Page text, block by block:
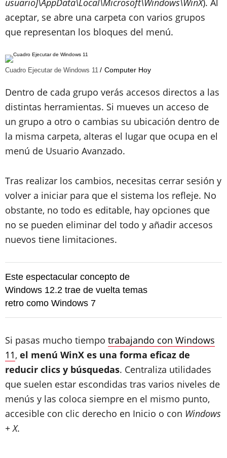
aceptar, se abre una carpeta con varios grupos
que representan los bloques del menú.
Cuadro Ejecutar de Windows 11 Computer Hoy
Dentro de cada grupo verás accesos directos a las
distintas herramientas. Si mueves un acceso de
un grupo a otro o cambias su ubicación dentro de
la misma carpeta, alteras el lugar que ocupa en el
menú de Usuario Avanzado.
Tras realizar los cambios, necesitas cerrar sesión y
volver a iniciar para que el sistema los refleje. No
obstante, no todo es editable, hay opciones que
no se pueden eliminar del todo y añadir accesos
nuevos tiene limitaciones.
Este espectacular concepto de
Windows 12.2 trae de vuelta temas
retro como Windows 7
Si pasas mucho tiempo trabajando con Windows
11, el menú WinX es una forma eficaz de
reducir clics y búsquedas. Centraliza utilidades
que suelen estar escondidas tras varios niveles de
menús y las coloca siempre en el mismo punto,
accesible con clic derecho en Inicio o con Windows
+ X.